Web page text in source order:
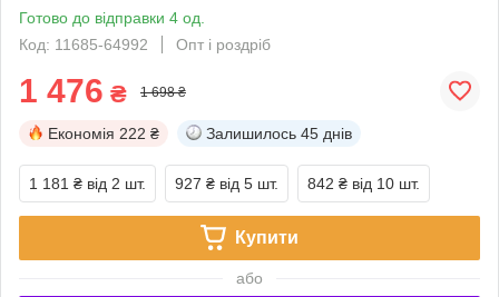
Готово до відправки 4 од.
Код: 11685-64992
Опт і роздріб
1 476 ₴ 1 698 ₴
Економія 222 ₴ Залишилось 45 днів
1 181 ₴ від 2 шт. 927 ₴ від 5 шт. 842 ₴ від 10 шт.
Купити
або